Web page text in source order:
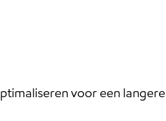
voor een langere